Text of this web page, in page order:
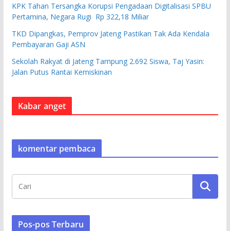
KPK Tahan Tersangka Korupsi Pengadaan Digitalisasi SPBU
Pertamina, Negara Rugi Rp 322,18 Miliar
TKD Dipangkas, Pemprov Jateng Pastikan Tak Ada Kendala
Pembayaran Gaji ASN
Sekolah Rakyat di Jateng Tampung 2.692 Siswa, Taj Yasin:
Jalan Putus Rantai Kemiskinan
Kabar anget
komentar pembaca
Pos-pos Terbaru